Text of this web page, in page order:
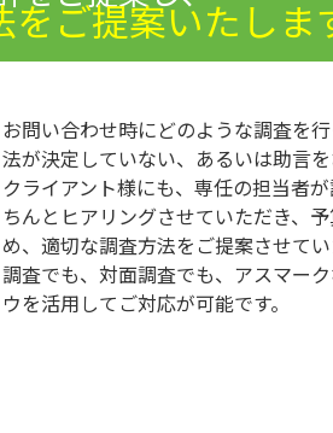
ご提案いたしま
お問い合わせ時にどのような調査を
法が決定していない、あるいは助言
クライアント様にも、専任の担当者
ちんとヒアリングさせていただき、
め、適切な調査方法をご提案させて
調査でも、対面調査でも、アスマー
ウを活用してご対応が可能です。